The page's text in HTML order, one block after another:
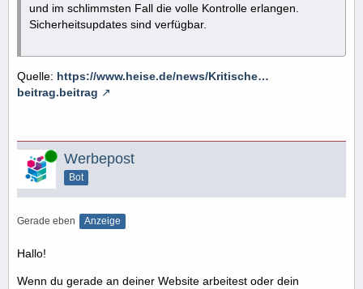
und im schlimmsten Fall die volle Kontrolle erlangen.
Sicherheitsupdates sind verfügbar.
Quelle: https://www.heise.de/news/Kritische…
beitrag.beitrag
Online Werbepost
Bot
Gerade eben Anzeige
Hallo!
Wenn du gerade an deiner Website arbeitest oder dein